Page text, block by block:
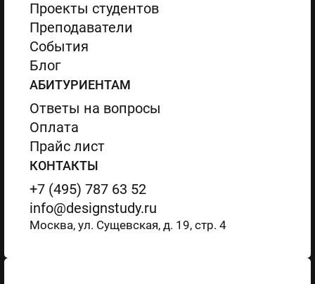
Проекты студентов
Преподаватели
События
Блог
АБИТУРИЕНТАМ
Ответы на вопросы
Оплата
Прайс лист
КОНТАКТЫ
+7 (495) 787 63 52
info@designstudy.ru
Москва, ул. Сущевская, д. 19, стр. 4